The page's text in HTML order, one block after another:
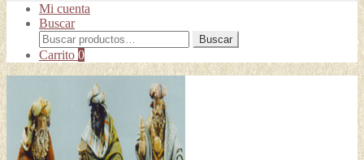
Mi cuenta
Buscar
Buscar
por:
Buscar
Carrito 0